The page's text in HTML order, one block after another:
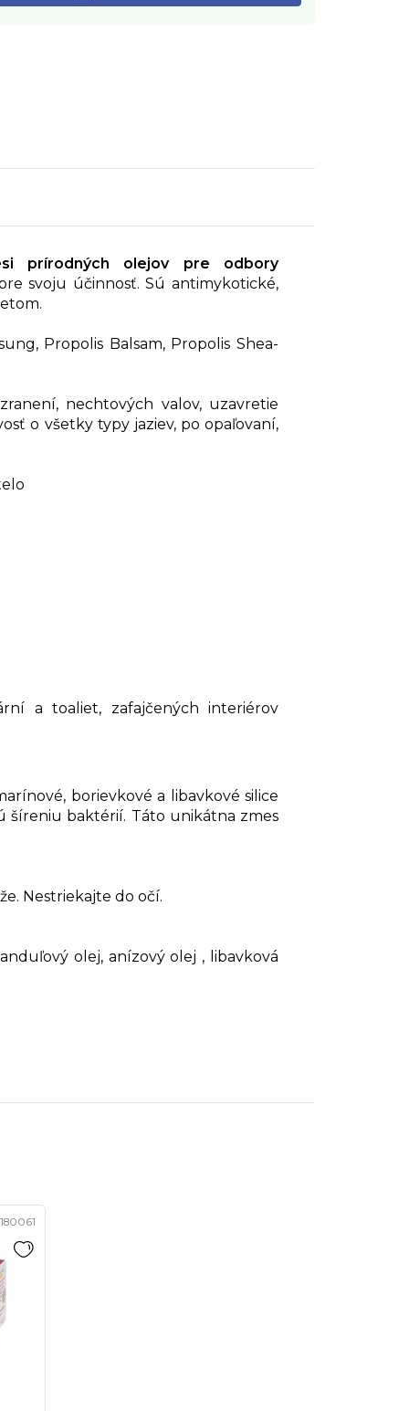
prírodných olejov pre odbory
svoju účinnosť. Sú antimykotické,
Propolis Balsam, Propolis Shea-
nechtových valov, uzavretie
o všetky typy jaziev, po opaľovaní,
a toaliet, zafajčených interiérov
borievkové a libavkové silice
šíreniu baktérií. Táto unikátna zmes
Nestriekajte do očí.
olej, anízový olej , libavková
180061